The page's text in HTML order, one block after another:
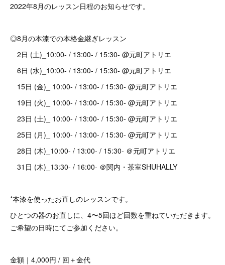
2022年8月のレッスン日程のお知らせです。
◎8月の本漆での本格金継ぎレッスン
2日 (土)_10:00- / 13:00- / 15:30- @元町アトリエ
6日 (水)_10:00- / 13:00- / 15:30- @元町アトリエ
15日 (金)_ 10:00- / 13:00- / 15:30- @元町アトリエ
19日 (火)_ 10:00- / 13:00- / 15:30- @元町アトリエ
23日 (土)_ 10:00- / 13:00- / 15:30- @元町アトリエ
25日 (月)_ 10:00- / 13:00- / 15:30- @元町アトリエ
28日 (木)_10:00- / 13:00- / 15:30- ＠元町アトリエ
31日 (木)_13:30- / 16:00- ＠関内・茶室SHUHALLY
*本漆を使ったお直しのレッスンです。
ひとつの器のお直しに、4〜5回ほど回数を重ねていただきます。
ご希望の日時にてご参加ください。
金額｜4,000円 / 回＋金代